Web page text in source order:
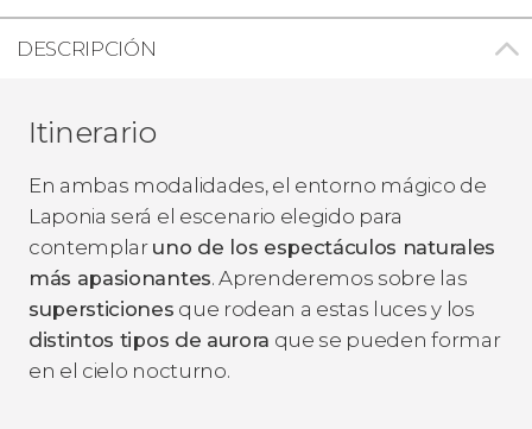
DESCRIPCIÓN
Itinerario
En ambas modalidades, el entorno mágico de
Laponia será el escenario elegido para
contemplar uno de los espectáculos naturales
más apasionantes. Aprenderemos sobre las
supersticiones que rodean a estas luces y los
distintos tipos de aurora que se pueden formar
en el cielo nocturno.